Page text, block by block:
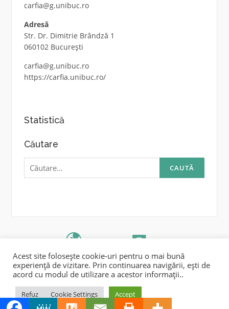
carfia@g.unibuc.ro
Adresă
Str. Dr. Dimitrie Brândză 1
060102 București
carfia@g.unibuc.ro
https://carfia.unibuc.ro/
Statistică
Căutare
Caută
după:
Drepturi de autor © 2026 Carfia. Toate drepturile rezervate.
Tema Codilight deFameThemes
Acest site folosește cookie-uri pentru o mai bună
experiență de vizitare. Prin continuarea navigării, ești de
acord cu modul de utilizare a acestor informații..
Refuz Cookie Settings Accept